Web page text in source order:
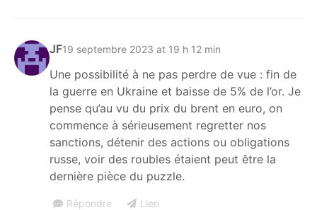
JF19 septembre 2023 at 19 h 12 min
Une possibilité à ne pas perdre de vue : fin de
la guerre en Ukraine et baisse de 5% de l’or. Je
pense qu’au vu du prix du brent en euro, on
commence à sérieusement regretter nos
sanctions, détenir des actions ou obligations
russe, voir des roubles étaient peut être la
dernière pièce du puzzle.
Répondre Lien